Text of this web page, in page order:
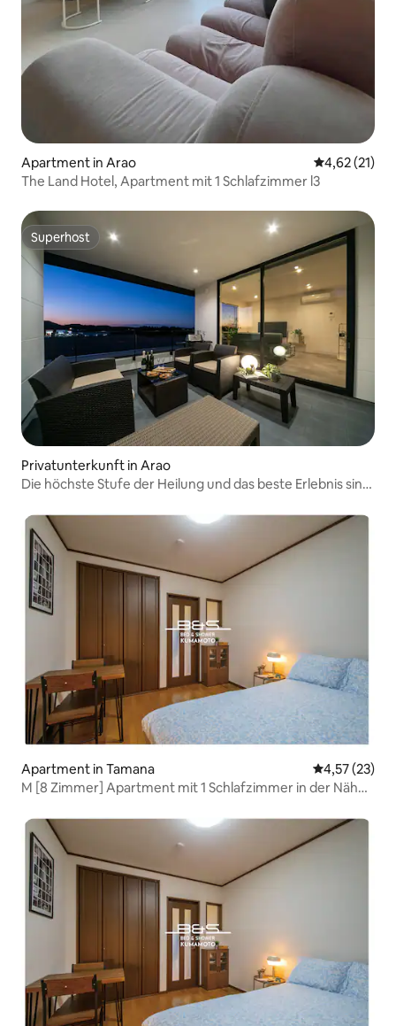
Apartment in Arao
4,62 (21)
The Land Hotel, Apartment mit 1 Schlafzimmer l3
Superhost
Superhost
Privatunterkunft in Arao
Die höchste Stufe der Heilung und das beste Erlebnis sind
Apartment in Tamana
4,57 (23)
M [8 Zimmer] Apartment mit 1 Schlafzimmer in der Nähe